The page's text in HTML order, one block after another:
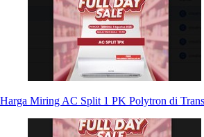
Harga Miring AC Split 1 PK Polytron di